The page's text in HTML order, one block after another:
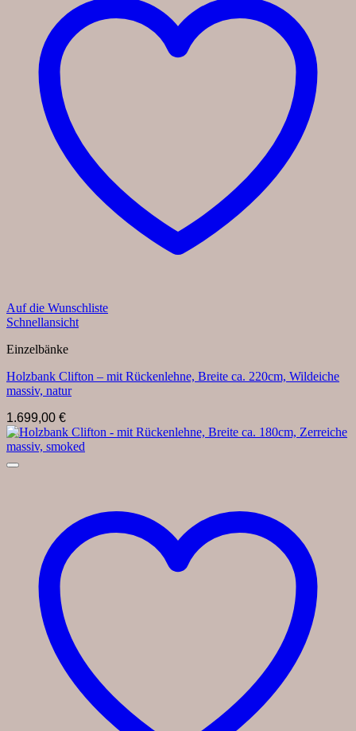
Auf die Wunschliste
Schnellansicht
Einzelbänke
Holzbank Clifton – mit Rückenlehne, Breite ca. 220cm, Wildeiche
massiv, natur
1.699,00 €